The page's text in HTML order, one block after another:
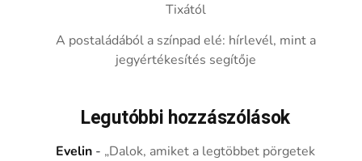
Tixától
A postaládából a színpad elé: hírlevél, mint a
jegyértékesítés segítője
Legutóbbi hozzászólások
Evelin - „Dalok, amiket a legtöbbet pörgetek